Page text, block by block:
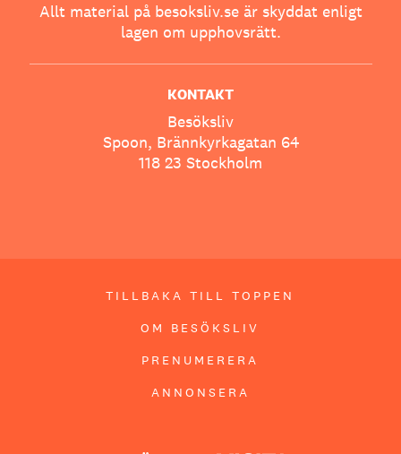
Allt material på besoksliv.se är skyddat enligt
lagen om upphovsrätt.
KONTAKT
Besöksliv
Spoon, Brännkyrkagatan 64
118 23 Stockholm
TILLBAKA TILL TOPPEN
OM BESÖKSLIV
PRENUMERERA
ANNONSERA